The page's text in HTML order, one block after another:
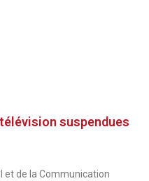
suspendues
et de la Communication